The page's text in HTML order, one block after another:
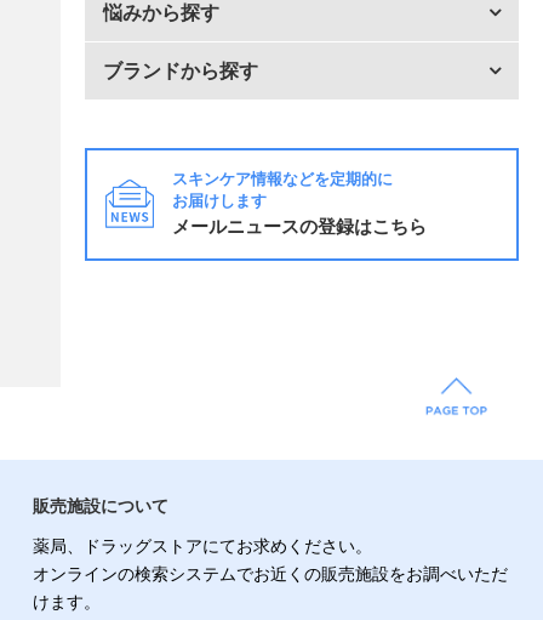
悩みから探す
ブランドから探す
スキンケア情報などを定期的に
お届けします
メールニュースの登録はこちら
販売施設について
薬局、ドラッグストアにてお求めください。
オンラインの検索システムでお近くの販売施設をお調べいただ
けます。